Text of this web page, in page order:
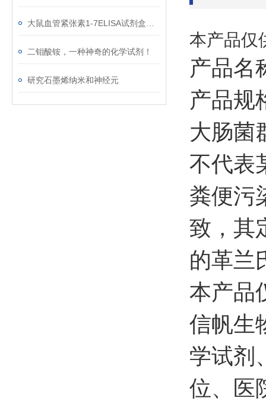
二钼酸铵，一种神奇的化学试剂！
研究石墨烯纳米和神经元
本产品仅
产品名
产品规
大肠菌
不代表
粪便污
致，其
的革兰
本产品
信帆生
学试剂
位、医